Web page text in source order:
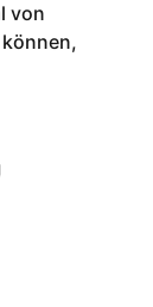
von